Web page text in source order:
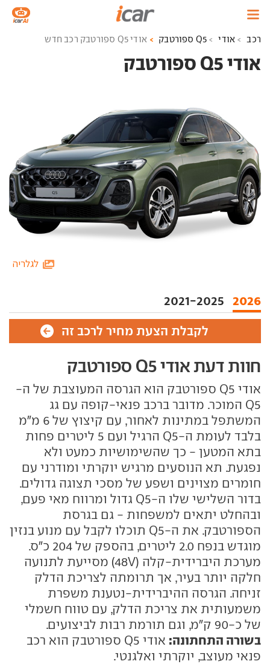
רכב אודי Q5 ספורטבק אודי Q5 ספורטבק רכב חדש
אודי Q5 ספורטבק ‏
2026
2021-2025
לגלריה
לקבלת הצעת מחיר לרכב זה
חוות דעת אודי Q5 ספורטבק
אודי Q5 ספורטבק הוא הגרסה המעוצבת של ה-
Q5 המוכר. מדובר ברכב פנאי-קופה עם גג
המשתפל במתינות לאחור, עם קיצוץ של 6 מ"מ
בלבד לעומת ה-Q5 הרגיל ועם 5 ליטרים פחות
בתא המטען - כך שהשימושיות כמעט ולא
נפגעת. תא הנוסעים מרגיש יוקרתי ומודרני עם
חומרים מצוינים ושפע של מסכי תצוגה גדולים.
בדור השלישי שלו ה-Q5 גדול ומרווח מאי פעם,
ובהחלט יתאים למשפחות - גם בגרסת
הספורטבק. את ה-Q5 תוכלו לקבל עם מנוע בנזין
מוגדש בנפח 2.0 ליטרים, בהספק של 204 כ"ס.
מערכת היברידית-קלה (48V) מסייעת לתנועה
חלקה יותר בעיר, אך תרומתה לצריכת הדלק
זניחה. הגרסה ההיברידית-נטענת משפרת
משמעותית את צריכת הדלק, עם טווח חשמלי
של כ-90 ק"מ, וגם תורמת רבות לביצועים.
בשורה התחתונה:
אודי Q5 ספורטבק הוא רכב
פנאי מעוצב, יוקרתי ואלגנטי.